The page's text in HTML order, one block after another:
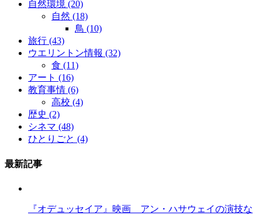
自然環境 (20)
自然 (18)
鳥 (10)
旅行 (43)
ウエリントン情報 (32)
食 (11)
アート (16)
教育事情 (6)
高校 (4)
歴史 (2)
シネマ (48)
ひとりごと (4)
最新記事
『オデュッセイア』映画 アン・ハサウェイの演技な